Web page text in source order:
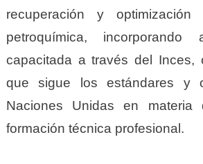
recuperación y
petroquímica,
capacitada a través del Inces,
que sigue los estándares y
Naciones Unidas en materia
formación técnica profesional.